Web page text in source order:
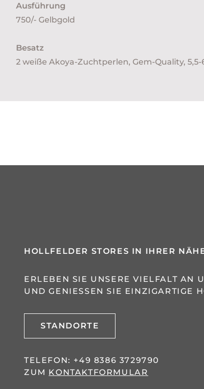
Ausführung
750/- Gelbgold
Besatz
2 weiße Akoya-Zuchtperlen, Gem-Quality,
HOLLFELDER STORES IN IHRER
ERLEBEN SIE UNSERE VIELFALT AN
UND GENIESSEN SIE EINZIGARTIGE
STANDORTE
TELEFON: +49 8386 3729790
ZUM KONTAKTFORMULAR